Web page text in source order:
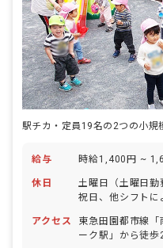
給与 時給1,400円 ~
休日
土曜日（土曜日勤
祝日、他シフトに
※人員にゆとりを
の相談もしやす
アクセス
東急田園都市線
ーク駅」から徒歩